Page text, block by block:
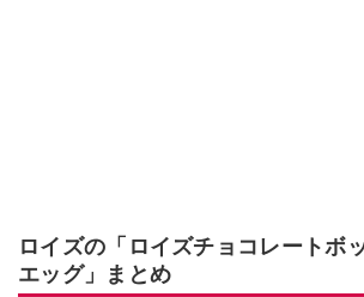
ロイズの「ロイズチョコレートボ
エッグ」まとめ